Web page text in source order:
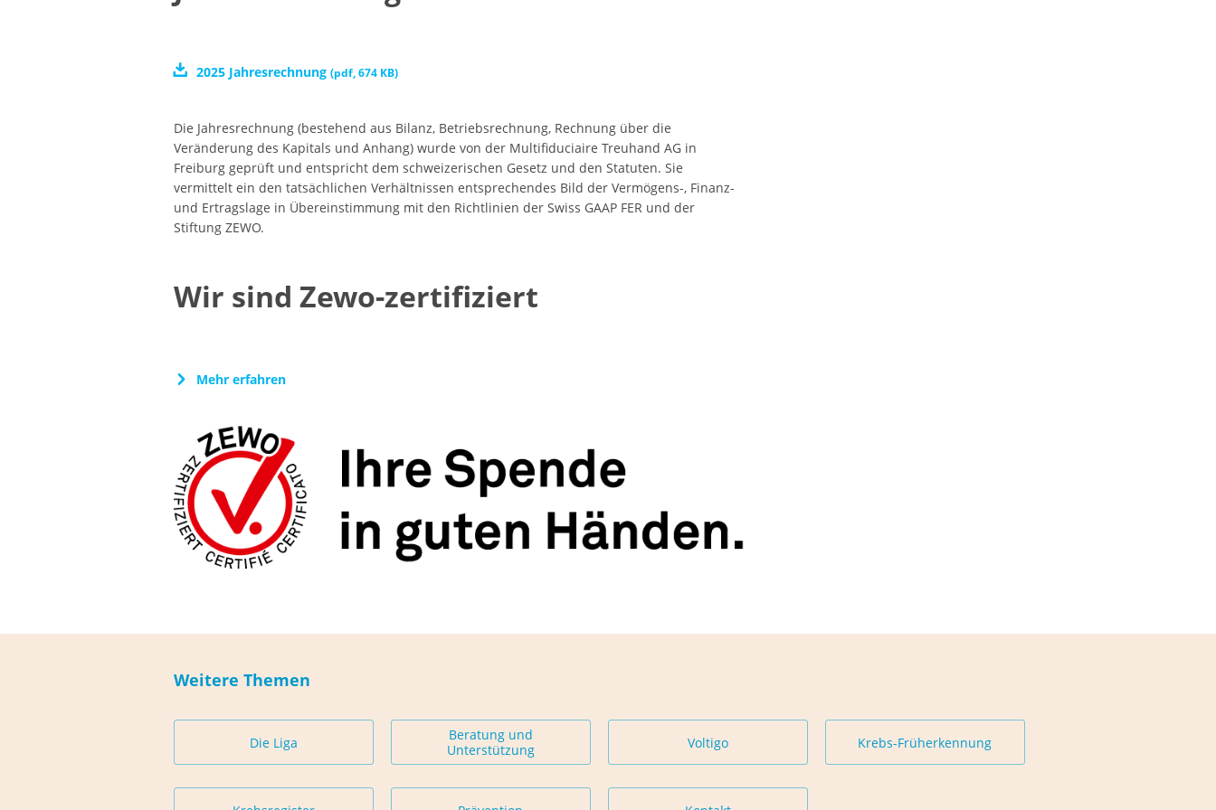
2025 Jahresrechnung (pdf,674 KB)
Die Jahresrechnung (bestehend aus Bilanz, Betriebsrechnung, Rechnung über die
Veränderung des Kapitals und Anhang) wurde von der Multifiduciaire Treuhand AG in
Freiburg geprüft und entspricht dem schweizerischen Gesetz und den Statuten. Sie
vermittelt ein den tatsächlichen Verhältnissen entsprechendes Bild der Vermögens-, Finanz-
und Ertragslage in Übereinstimmung mit den Richtlinien der Swiss GAAP FER und der
Stiftung ZEWO.
Wir sind Zewo-zertifiziert
Mehr erfahren
Weitere Themen
Die Liga
Beratung und
Unterstützung
Voltigo Krebs-Früherkennung